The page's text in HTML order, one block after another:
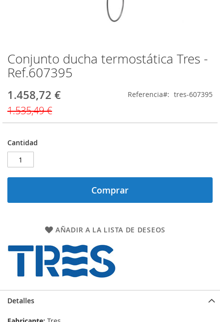
Conjunto ducha termostática Tres -
Ref.607395
Precio
1.458,72 €
1.535,49 €
Referencia tres-607395
Cantidad
Comprar
AÑADIR A LA LISTA DE DESEOS
Saltar
al
comienzo
la
galería
de
imágenes
Detalles